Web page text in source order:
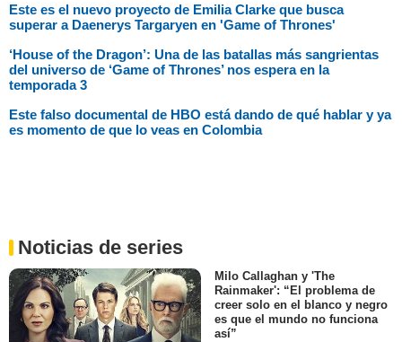
Este es el nuevo proyecto de Emilia Clarke que busca
superar a Daenerys Targaryen en 'Game of Thrones'
‘House of the Dragon’: Una de las batallas más sangrientas
del universo de ‘Game of Thrones’ nos espera en la
temporada 3
Este falso documental de HBO está dando de qué hablar y ya
es momento de que lo veas en Colombia
Noticias de series
Milo Callaghan y 'The
Rainmaker': “El problema de
creer solo en el blanco y negro
es que el mundo no funciona
así”